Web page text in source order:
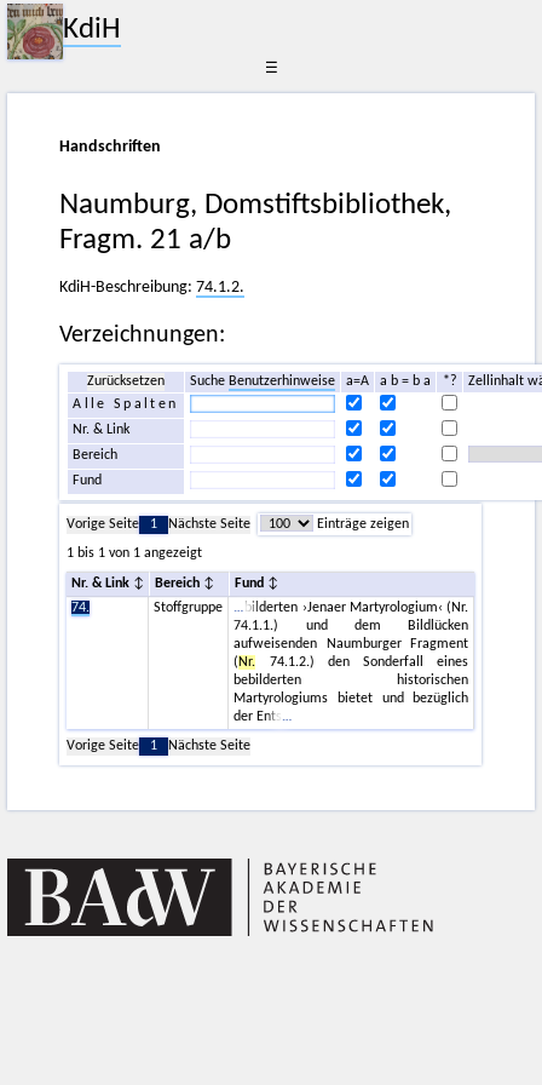
KdiH
☰
Handschriften
Naumburg, Domstiftsbibliothek,
Fragm. 21 a/b
KdiH-Beschreibung:74.1.2.
Verzeichnungen:
Zurücksetzen Suche Benutzerhinweise a=A a b = b a *?
Zellinhalt
Alle Spalten
Nr. & Link
Bereich
Fund
Vorige Seite 1 Nächste Seite
Einträge zeigen
1 bis 1 von 1 angezeigt
Nr. & Link Bereich
Fund
74.
Stoffgruppe
bilderten ›Jenaer Martyrologium‹ (Nr.
74.1.1.) und dem Bildlücken
aufweisenden Naumburger Fragment
(Nr. 74.1.2.) den Sonderfall eines
bebilderten historischen
Martyrologiums bietet und bezüglich
der Ents
Vorige Seite
1 Nächste Seite